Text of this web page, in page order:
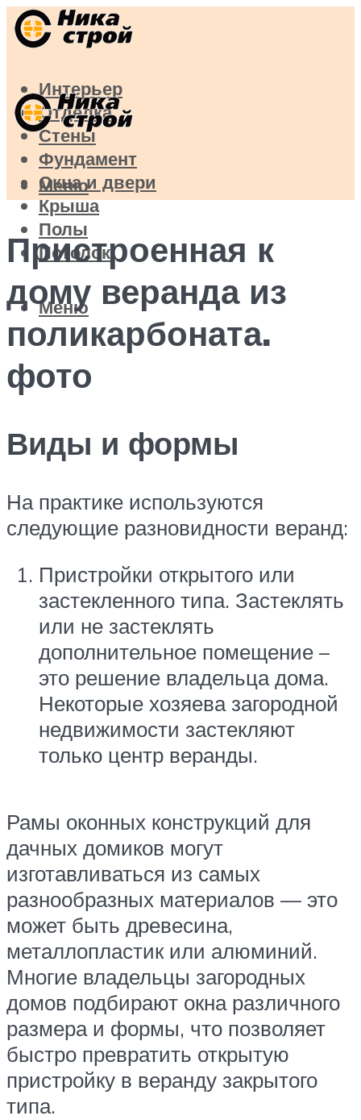
Интерьер
Отделка
Стены
Фундамент
Окна и двери
Крыша
Полы
Потолок
Меню
Меню
Пристроенная к
дому веранда из
поликарбоната.
фото
Виды и формы
На практике используются
следующие разновидности веранд:
Пристройки открытого или
застекленного типа. Застеклять
или не застеклять
дополнительное помещение –
это решение владельца дома.
Некоторые хозяева загородной
недвижимости застекляют
только центр веранды.
Рамы оконных конструкций для
дачных домиков могут
изготавливаться из самых
разнообразных материалов — это
может быть древесина,
металлопластик или алюминий.
Многие владельцы загородных
домов подбирают окна различного
размера и формы, что позволяет
быстро превратить открытую
пристройку в веранду закрытого
типа.